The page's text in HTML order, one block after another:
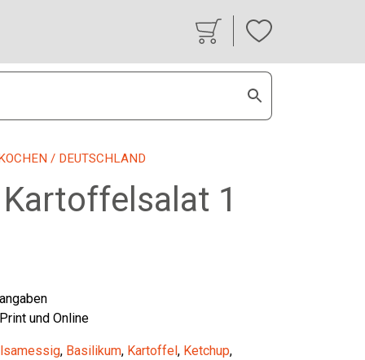
/ DEUTSCHLAND
1
und Online
, Basilikum, Kartoffel , Ketchup,